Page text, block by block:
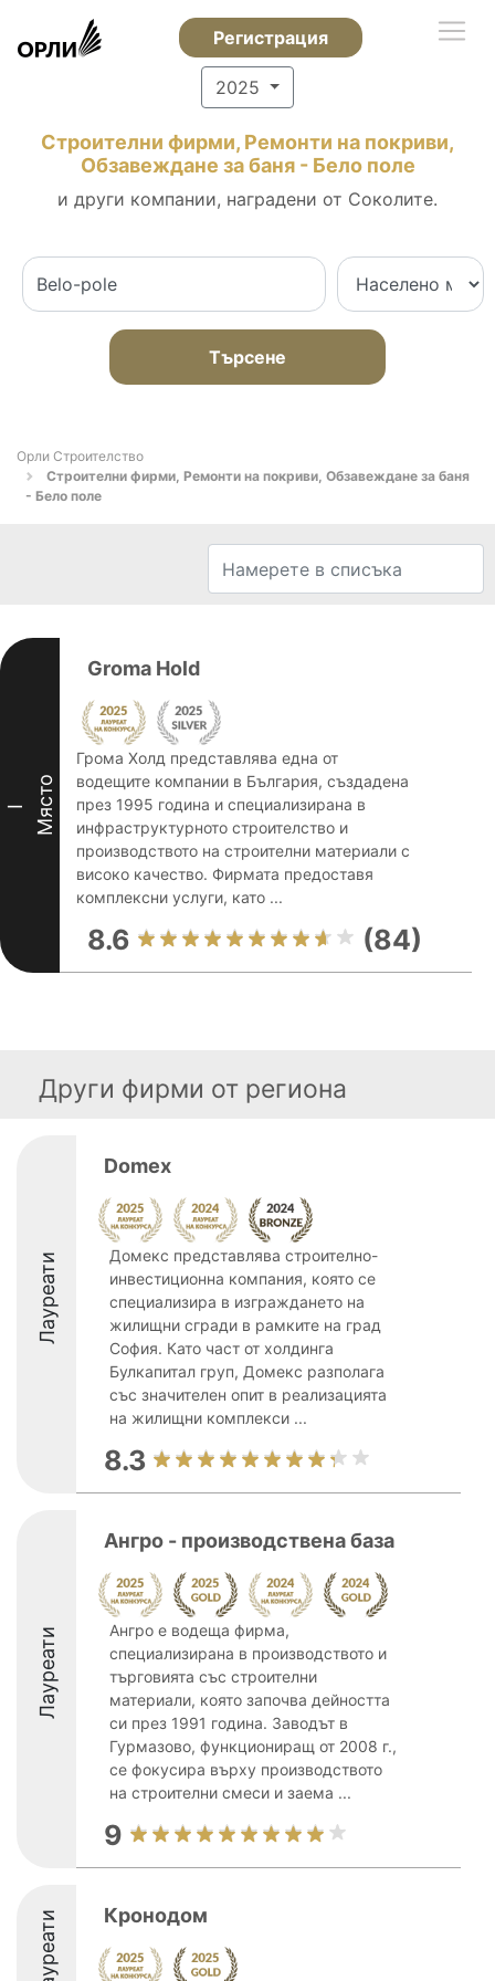
Регистрация
2025
Строителни фирми, Ремонти на покриви,
Обзавеждане за баня - Бело поле
и други компании, наградени от Соколите.
Търсене
Орли Строителство
Строителни фирми, Ремонти на покриви, Обзавеждане за баня
- Бело поле
I Място
Groma Hold
Грома Холд представлява една от
водещите компании в България, създадена
през 1995 година и специализирана в
инфраструктурното строителство и
производството на строителни материали с
високо качество. Фирмата предоставя
комплексни услуги, като ...
8.6 (84)
Други фирми от региона
Лауреати
Domex
Домекс представлява строително-
инвестиционна компания, която се
специализира в изграждането на
жилищни сгради в рамките на град
София. Като част от холдинга
Булкапитал груп, Домекс разполага
със значителен опит в реализацията
на жилищни комплекси ...
8.3
Лауреати
Ангро - производствена база
Ангро е водеща фирма,
специализирана в производството и
търговията със строителни
материали, която започва дейността
си през 1991 година. Заводът в
Гурмазово, функциониращ от 2008 г.,
се фокусира върху производството
на строителни смеси и заема ...
9
Лауреати Кронодом